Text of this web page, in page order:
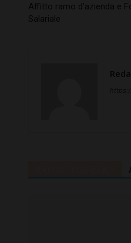
Affitto ramo d’azienda e
Salariale